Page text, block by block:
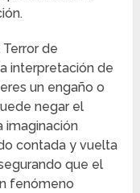
de
interpretación de
un engaño o
negar el
imaginación
contada y vuelta
que el
fenómeno